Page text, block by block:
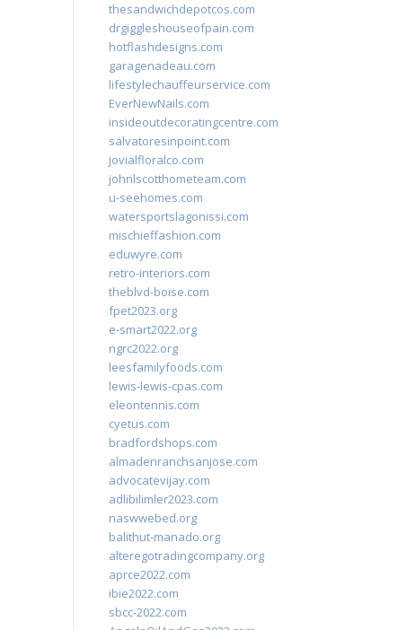
thesandwichdepotcos.com
drgiggleshouseofpain.com
hotflashdesigns.com
garagenadeau.com
lifestylechauffeurservice.com
EverNewNails.com
insideoutdecoratingcentre.com
salvatoresinpoint.com
jovialfloralco.com
johnlscotthometeam.com
u-seehomes.com
watersportslagonissi.com
mischieffashion.com
eduwyre.com
retro-interiors.com
theblvd-boise.com
fpet2023.org
e-smart2022.org
ngrc2022.org
leesfamilyfoods.com
lewis-lewis-cpas.com
eleontennis.com
cyetus.com
bradfordshops.com
almadenranchsanjose.com
advocatevijay.com
adlibilimler2023.com
naswwebed.org
balithut-manado.org
alteregotradingcompany.org
aprce2022.com
ibie2022.com
sbcc-2022.com